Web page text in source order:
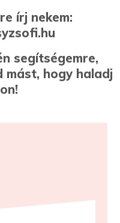
írj nekem:
segítségemre,
mást, hogy haladj